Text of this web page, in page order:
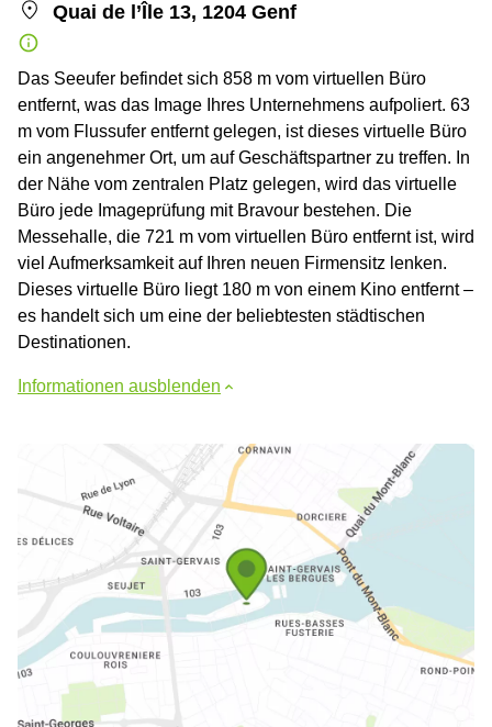
Quai de l’Île 13, 1204 Genf
Das Seeufer befindet sich 858 m vom virtuellen Büro
entfernt, was das Image Ihres Unternehmens aufpoliert. 63
m vom Flussufer entfernt gelegen, ist dieses virtuelle Büro
ein angenehmer Ort, um auf Geschäftspartner zu treffen. In
der Nähe vom zentralen Platz gelegen, wird das virtuelle
Büro jede Imageprüfung mit Bravour bestehen. Die
Messehalle, die 721 m vom virtuellen Büro entfernt ist, wird
viel Aufmerksamkeit auf Ihren neuen Firmensitz lenken.
Dieses virtuelle Büro liegt 180 m von einem Kino entfernt –
es handelt sich um eine der beliebtesten städtischen
Destinationen.
Informationen ausblenden